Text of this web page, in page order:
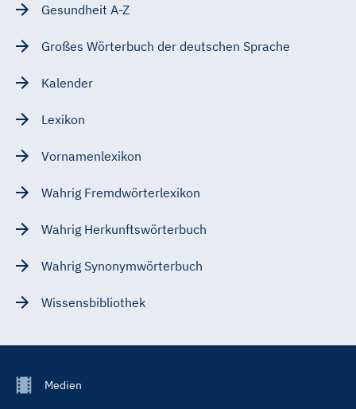
Gesundheit A-Z
Großes Wörterbuch der deutschen Sprache
Kalender
Lexikon
Vornamenlexikon
Wahrig Fremdwörterlexikon
Wahrig Herkunftswörterbuch
Wahrig Synonymwörterbuch
Wissensbibliothek
FooterMedien